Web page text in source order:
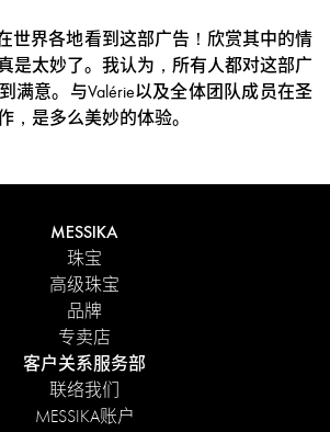
世界各地看到这部广告！欣赏其中的情
是太妙了。我认为，所有人都对这部广
满意。与Valérie以及全体团队成员在圣
，是多么美妙的体验。
MESSIKA
珠宝
高级珠宝
品牌
专卖店
客户关系服务部
联络我们
MESSIKA账户